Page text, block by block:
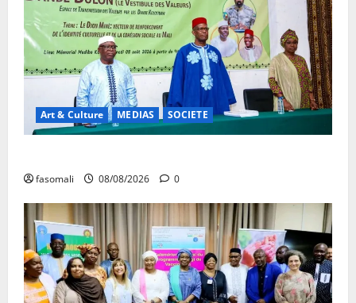
Art & Culture MEDIAS SOCIETE
fasomali 08/08/2026 0